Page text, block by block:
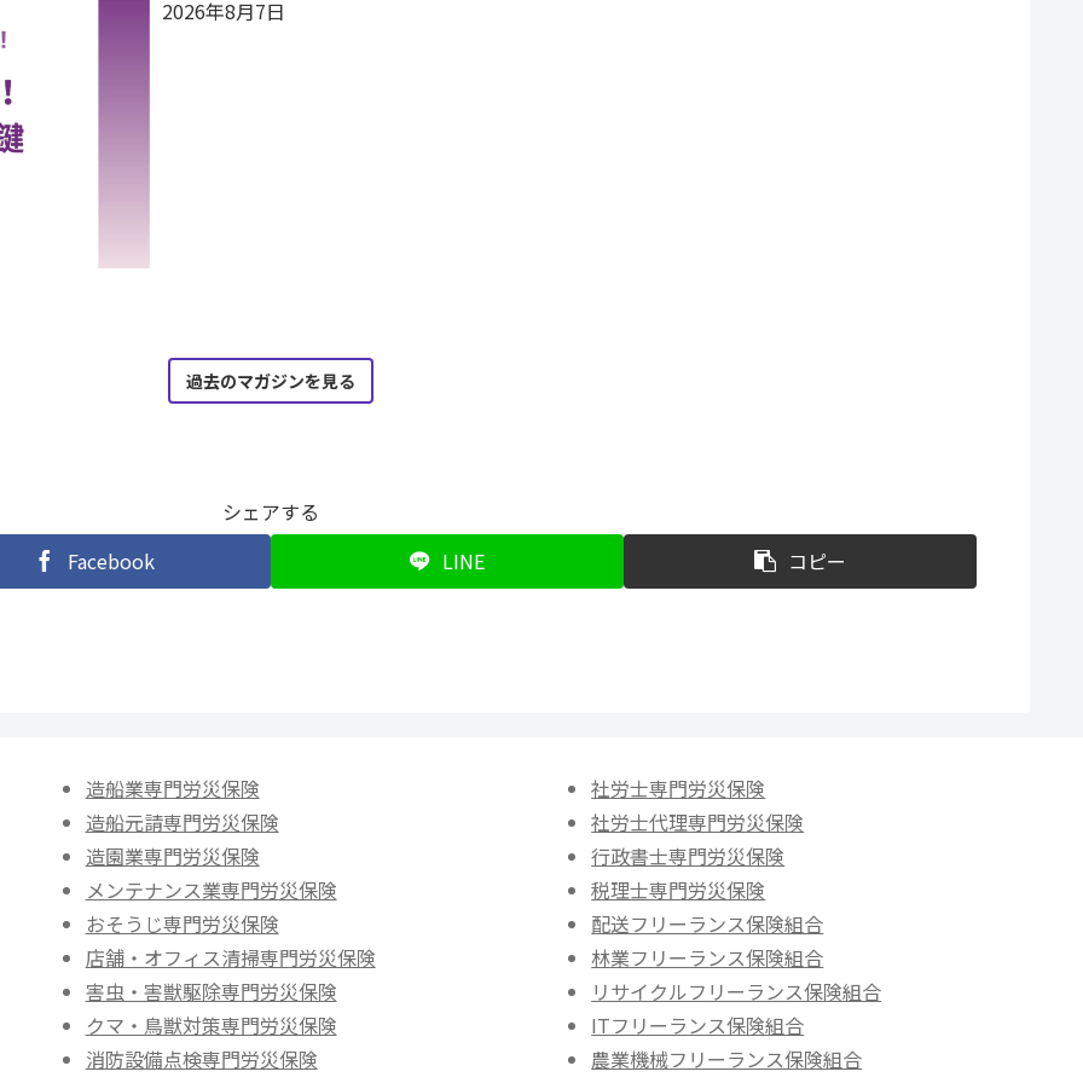
2026年8月7日
過去のマガジンを見る
シェアする
Facebook
LINE コピー
造船業専門労災保険
造船元請専門労災保険
造園業専門労災保険
メンテナンス業専門労災保険
おそうじ専門労災保険
店舗・オフィス清掃専門労災保険
害虫・害獣駆除専門労災保険
クマ・鳥獣対策専門労災保険
消防設備点検専門労災保険
社労士専門労災保険
社労士代理専門労災保険
行政書士専門労災保険
税理士専門労災保険
配送フリーランス保険組合
林業フリーランス保険組合
リサイクルフリーランス保険組合
ITフリーランス保険組合
農業機械フリーランス保険組合